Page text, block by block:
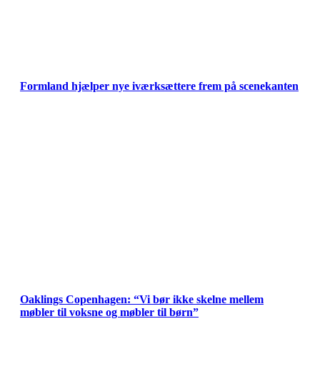
Formland hjælper nye iværksættere frem på scenekanten
Oaklings Copenhagen: “Vi bør ikke skelne mellem
møbler til voksne og møbler til børn”